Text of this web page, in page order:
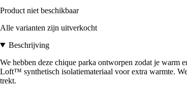
Product niet beschikbaar
Alle varianten zijn uitverkocht
Beschrijving
We hebben deze chique parka ontworpen zodat je warm
Loft™ synthetisch isolatiemateriaal voor extra warmte.
trekt.